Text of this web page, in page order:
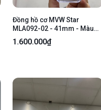
Đồng hồ cơ MVW Star
MLA092-02 - 41mm - Màu
bạc - Ngoại hình 98% - Body
1.600.000₫